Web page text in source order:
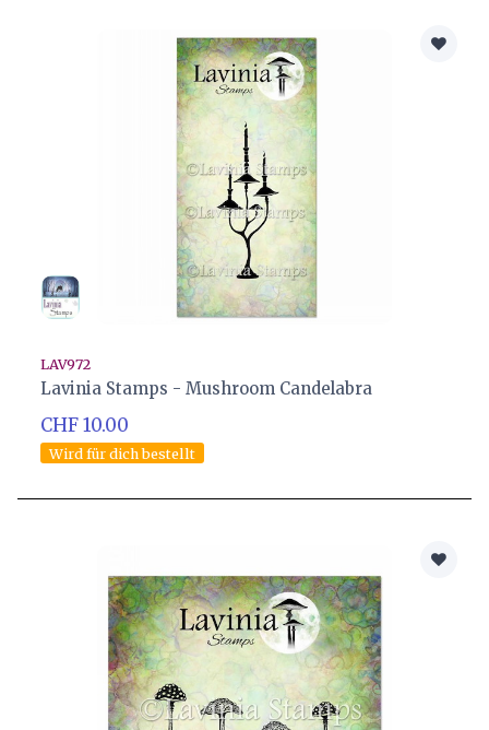
LAV972
Lavinia Stamps - Mushroom Candelabra
CHF 10.00
Wird für dich bestellt